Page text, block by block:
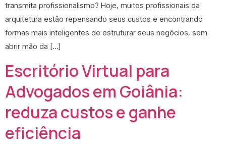
transmita profissionalismo? Hoje, muitos profissionais da
arquitetura estão repensando seus custos e encontrando
formas mais inteligentes de estruturar seus negócios, sem
abrir mão da […]
Escritório Virtual para
Advogados em Goiânia:
reduza custos e ganhe
eficiência